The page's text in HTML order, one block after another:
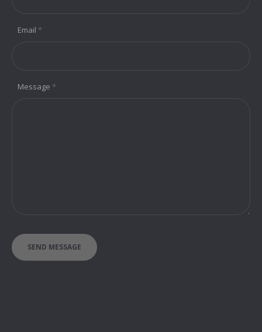
Email *
Message *
SEND MESSAGE